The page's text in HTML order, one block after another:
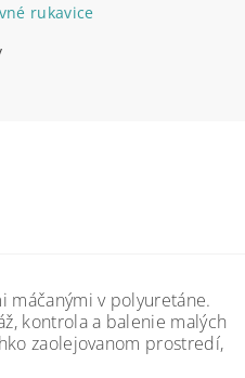
rukavice
máčanými v polyuretáne.
kontrola a balenie malých
zaolejovanom prostredí,